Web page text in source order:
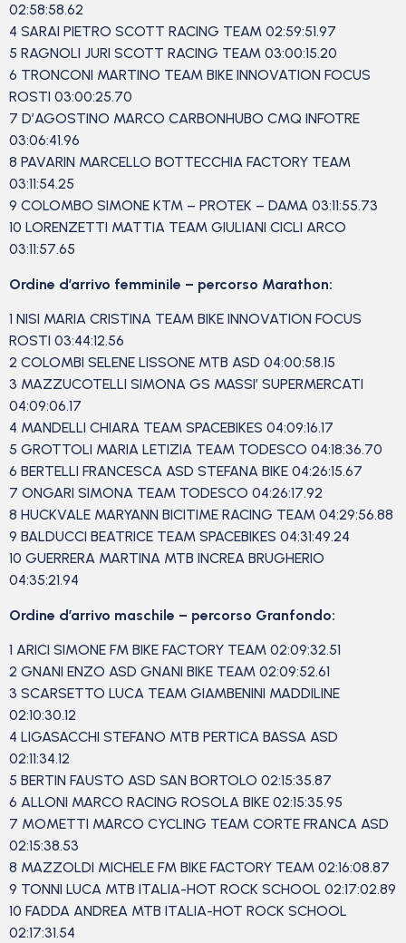
02:58:58.62
4 SARAI PIETRO SCOTT RACING TEAM 02:59:51.97
5 RAGNOLI JURI SCOTT RACING TEAM 03:00:15.20
6 TRONCONI MARTINO TEAM BIKE INNOVATION FOCUS
ROSTI 03:00:25.70
7 D’AGOSTINO MARCO CARBONHUBO CMQ INFOTRE
03:06:41.96
8 PAVARIN MARCELLO BOTTECCHIA FACTORY TEAM
03:11:54.25
9 COLOMBO SIMONE KTM – PROTEK – DAMA 03:11:55.73
10 LORENZETTI MATTIA TEAM GIULIANI CICLI ARCO
03:11:57.65
Ordine d’arrivo femminile – percorso Marathon:
1 NISI MARIA CRISTINA TEAM BIKE INNOVATION FOCUS
ROSTI 03:44:12.56
2 COLOMBI SELENE LISSONE MTB ASD 04:00:58.15
3 MAZZUCOTELLI SIMONA GS MASSI’ SUPERMERCATI
04:09:06.17
4 MANDELLI CHIARA TEAM SPACEBIKES 04:09:16.17
5 GROTTOLI MARIA LETIZIA TEAM TODESCO 04:18:36.70
6 BERTELLI FRANCESCA ASD STEFANA BIKE 04:26:15.67
7 ONGARI SIMONA TEAM TODESCO 04:26:17.92
8 HUCKVALE MARYANN BICITIME RACING TEAM 04:29:56.88
9 BALDUCCI BEATRICE TEAM SPACEBIKES 04:31:49.24
10 GUERRERA MARTINA MTB INCREA BRUGHERIO
04:35:21.94
Ordine d’arrivo maschile – percorso Granfondo:
1 ARICI SIMONE FM BIKE FACTORY TEAM 02:09:32.51
2 GNANI ENZO ASD GNANI BIKE TEAM 02:09:52.61
3 SCARSETTO LUCA TEAM GIAMBENINI MADDILINE
02:10:30.12
4 LIGASACCHI STEFANO MTB PERTICA BASSA ASD
02:11:34.12
5 BERTIN FAUSTO ASD SAN BORTOLO 02:15:35.87
6 ALLONI MARCO RACING ROSOLA BIKE 02:15:35.95
7 MOMETTI MARCO CYCLING TEAM CORTE FRANCA ASD
02:15:38.53
8 MAZZOLDI MICHELE FM BIKE FACTORY TEAM 02:16:08.87
9 TONNI LUCA MTB ITALIA-HOT ROCK SCHOOL 02:17:02.89
10 FADDA ANDREA MTB ITALIA-HOT ROCK SCHOOL
02:17:31.54